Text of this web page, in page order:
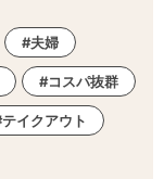
夫婦
コスパ抜群
テイクアウト